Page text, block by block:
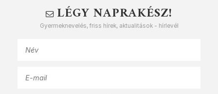
LÉGY NAPRAKÉSZ!
Gyermeknevelés, friss hírek, aktualitások - hírlevél